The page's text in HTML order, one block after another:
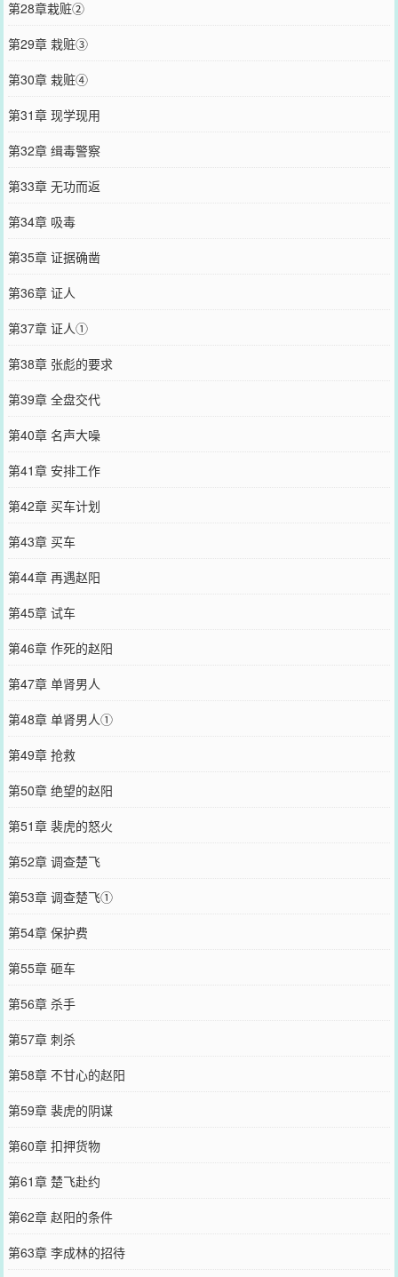
第28章栽赃②
第29章 栽赃③
第30章 栽赃④
第31章 现学现用
第32章 缉毒警察
第33章 无功而返
第34章 吸毒
第35章 证据确凿
第36章 证人
第37章 证人①
第38章 张彪的要求
第39章 全盘交代
第40章 名声大噪
第41章 安排工作
第42章 买车计划
第43章 买车
第44章 再遇赵阳
第45章 试车
第46章 作死的赵阳
第47章 单肾男人
第48章 单肾男人①
第49章 抢救
第50章 绝望的赵阳
第51章 裴虎的怒火
第52章 调查楚飞
第53章 调查楚飞①
第54章 保护费
第55章 砸车
第56章 杀手
第57章 刺杀
第58章 不甘心的赵阳
第59章 裴虎的阴谋
第60章 扣押货物
第61章 楚飞赴约
第62章 赵阳的条件
第63章 李成林的招待